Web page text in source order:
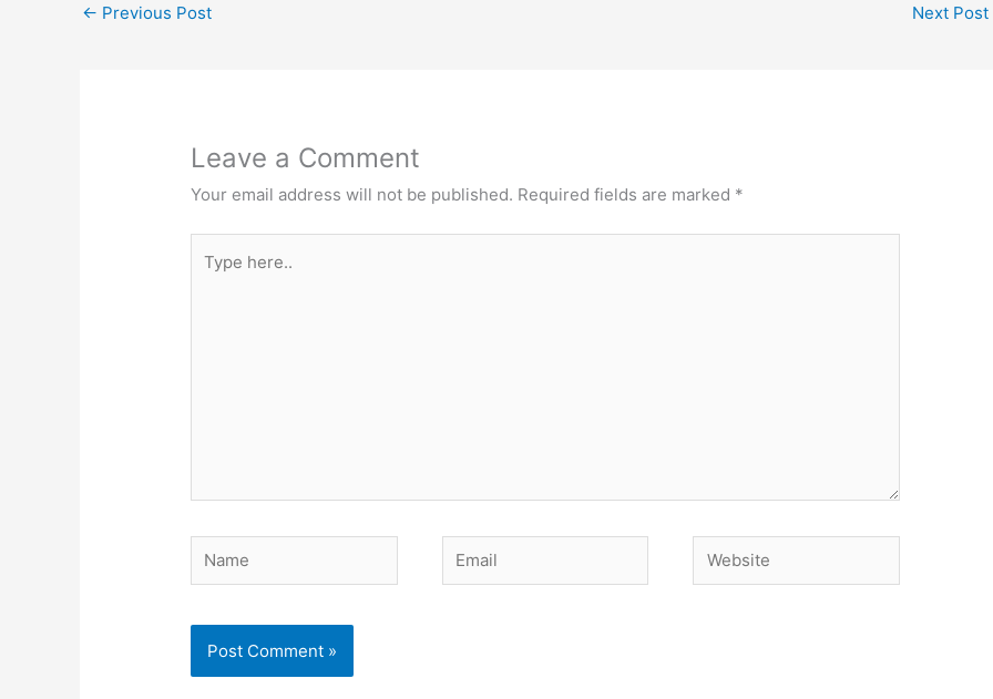
← Previous Post Next Post
Leave a Comment
Your email address will not be published. Required fields are marked *
here..
Name Email Website